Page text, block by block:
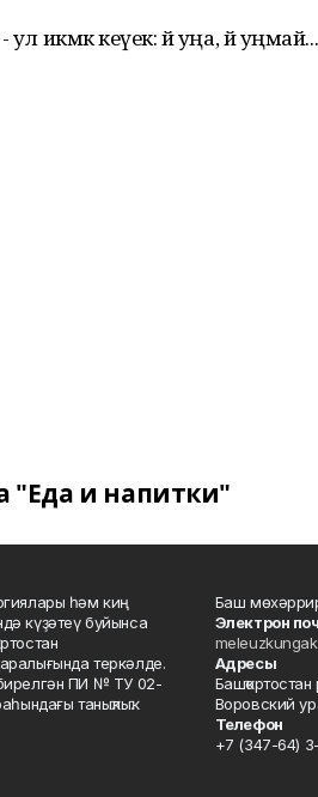
икмәк кеүек: йә уңа, йә уңмай...
"Еда и напитки"
һәм киң
күҙәтеү буйынса
теркәлде.
ПИ № ТУ 02-
таныҡлыҡ.
Баш
Электрон
Адресы
Воровский
Телефон
+7 (347-64)